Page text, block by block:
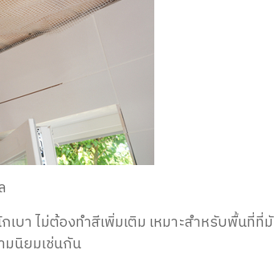
เบา ไม่ต้องทำสีเพิ่มเติม เหมาะสำหรับพื้นที่ที่
มนิยมเช่นกัน